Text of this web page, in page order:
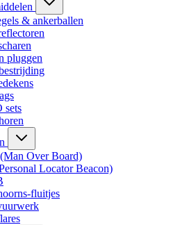
& ankerballen
pluggen
sets
Over Board)
Locator Beacon)
fluitjes